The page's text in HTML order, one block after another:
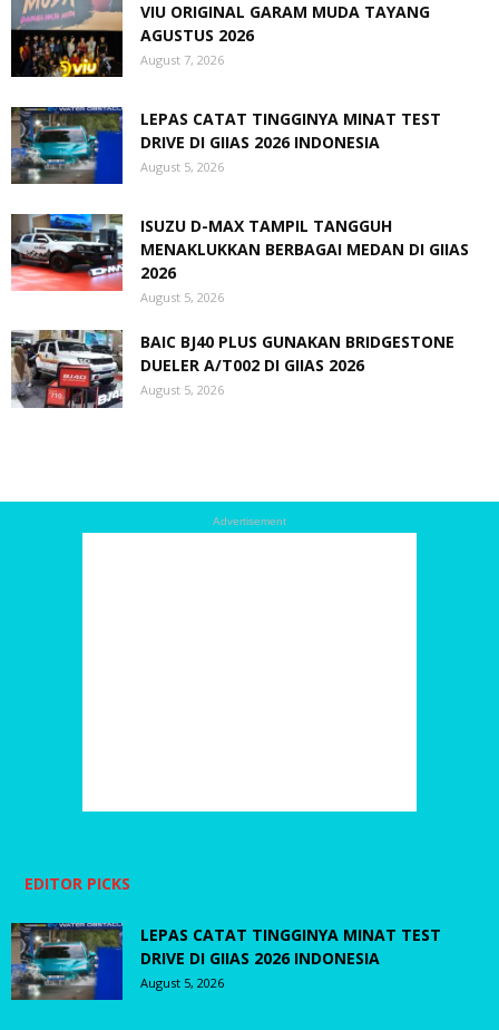
VIU ORIGINAL GARAM MUDA TAYANG
AGUSTUS 2026
August 7, 2026
LEPAS CATAT TINGGINYA MINAT TEST
DRIVE DI GIIAS 2026 INDONESIA
August 5, 2026
ISUZU D-MAX TAMPIL TANGGUH
MENAKLUKKAN BERBAGAI MEDAN DI GIIAS
2026
August 5, 2026
BAIC BJ40 PLUS GUNAKAN BRIDGESTONE
DUELER A/T002 DI GIIAS 2026
August 5, 2026
Advertisement
EDITOR PICKS
LEPAS CATAT TINGGINYA MINAT TEST
DRIVE DI GIIAS 2026 INDONESIA
August 5, 2026